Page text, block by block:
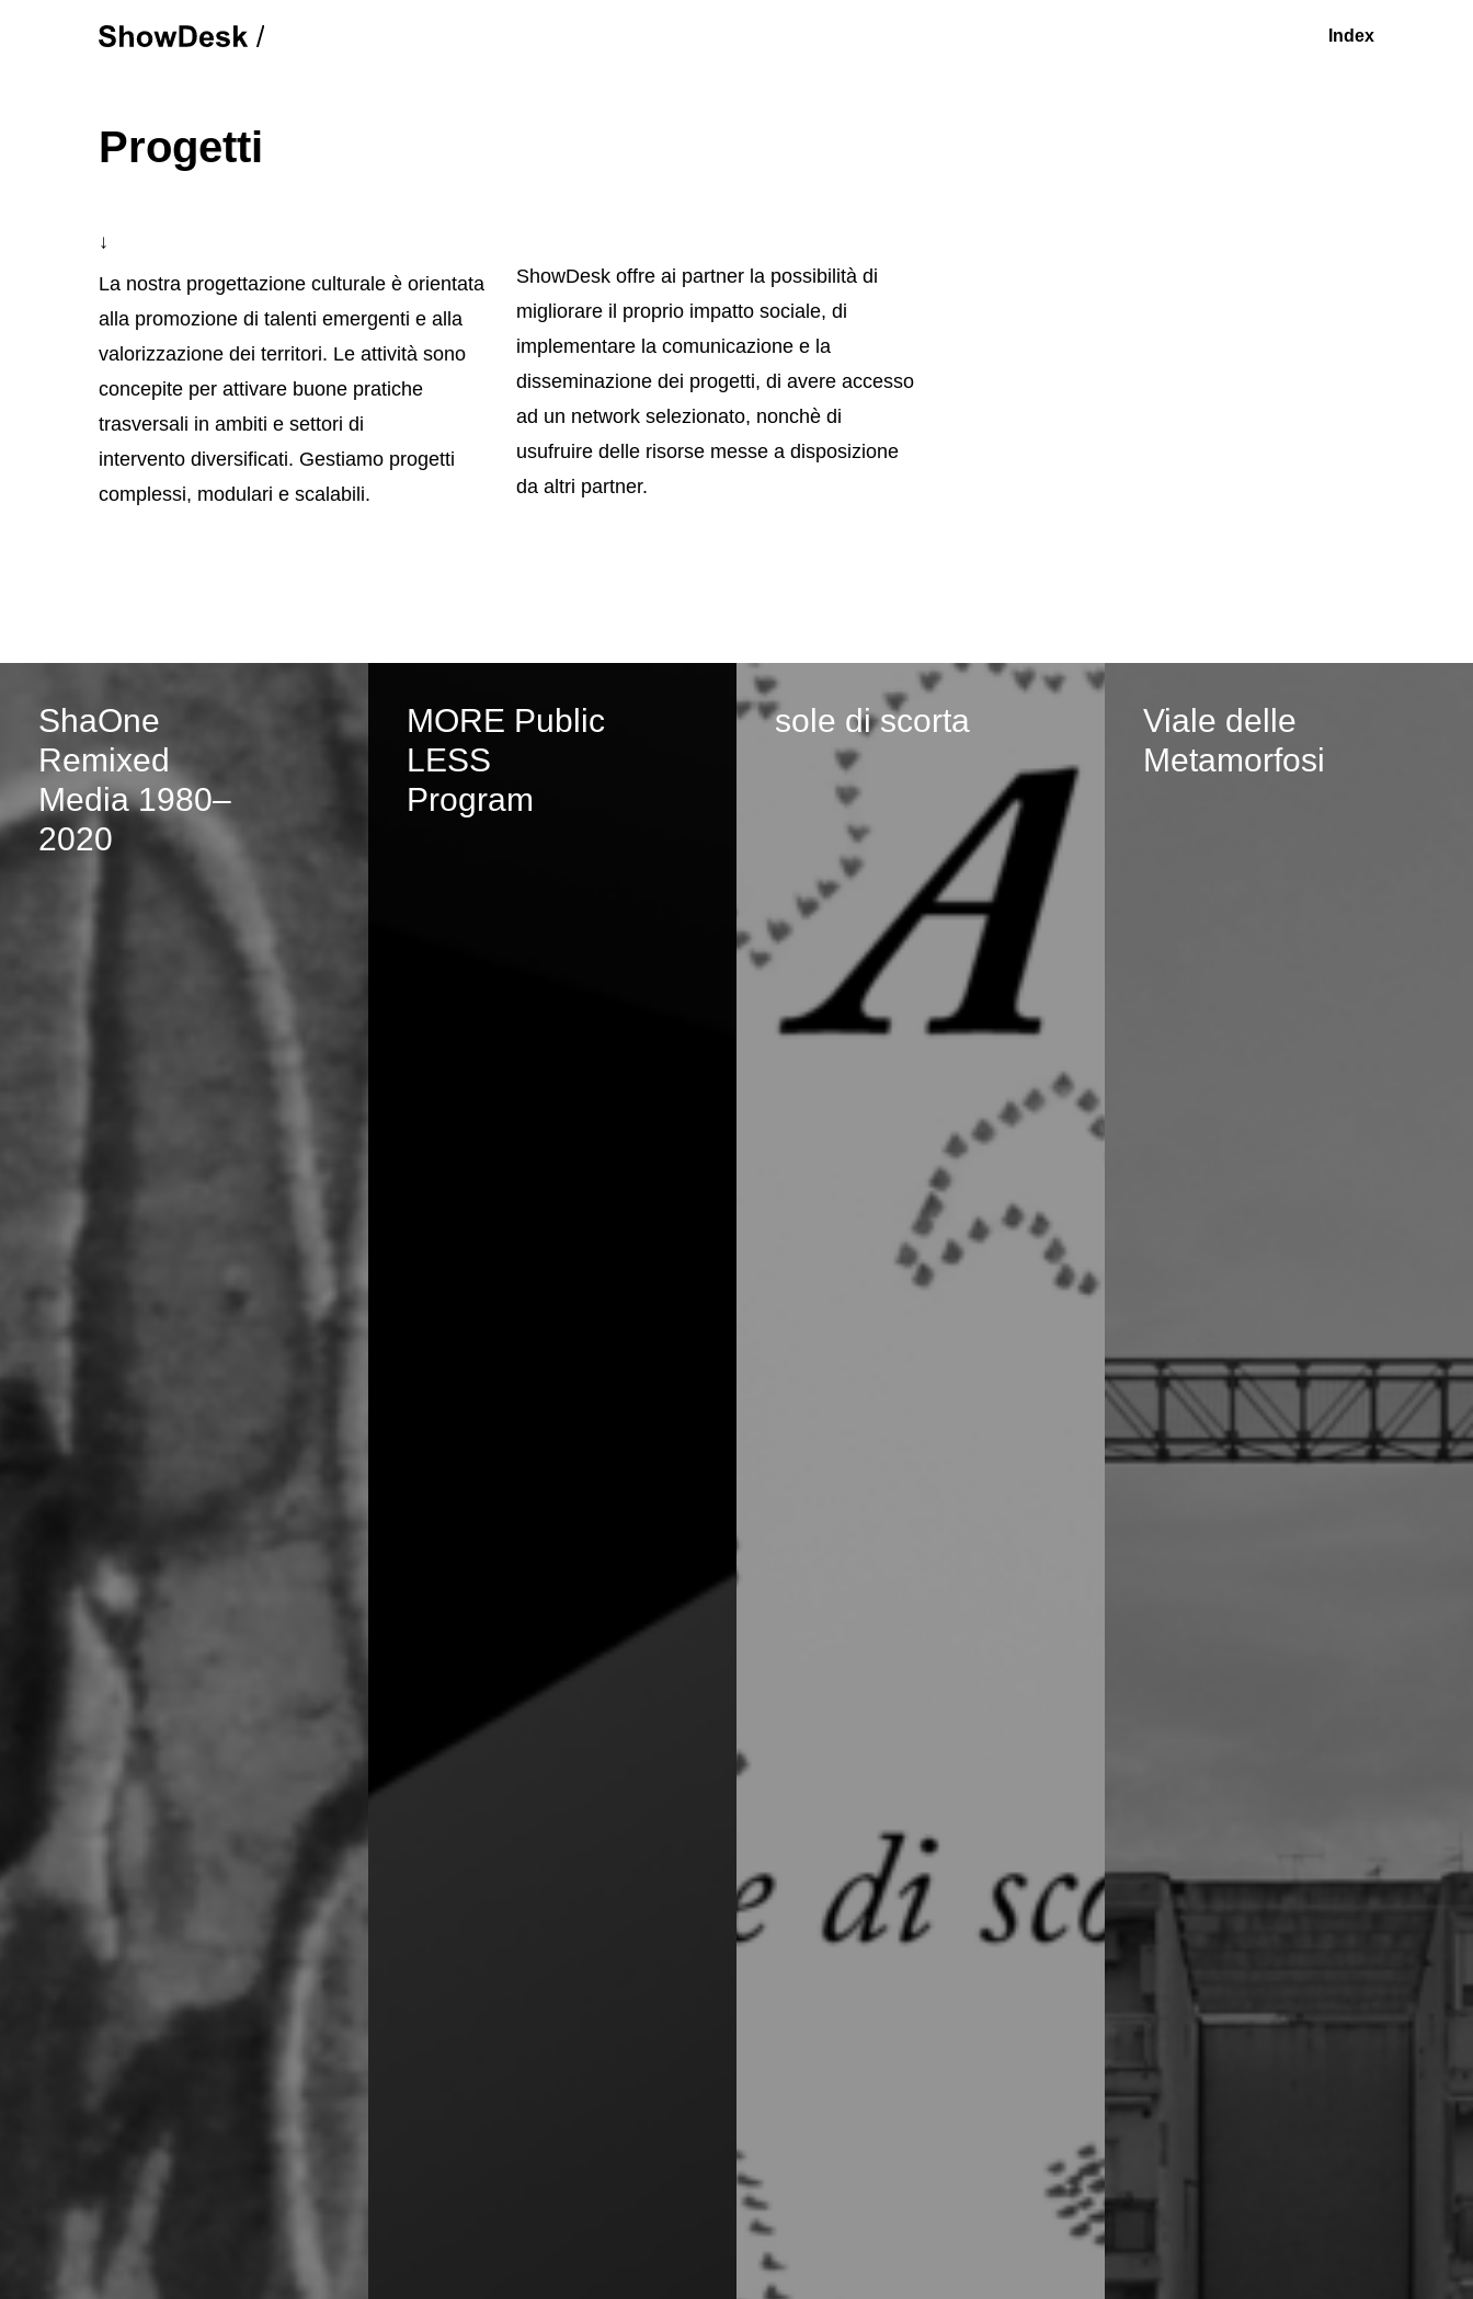
Index
Progetti
↓
La nostra progettazione culturale è orientata
alla promozione di talenti emergenti e alla
valorizzazione deiterritori. Le attività sono
concepite per attivare buone pratiche
trasversali in ambiti e settoridi
intervento diversificati. Gestiamo progetti
complessi, modulari e scalabili.
ShowDesk offre ai partner la possibilità di
migliorare il proprio impatto sociale, di
implementare la comunicazione e la
disseminazione dei progetti, di avere accesso
ad un network selezionato, nonchè di
usufruire delle risorse messe a disposizione
da altri partner.
ShaOne
Remixed
Media 1980–
2020
MORE Public
LESS
Program
sole di scorta
Viale delle
Metamorfosi